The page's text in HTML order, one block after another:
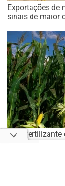
Exportações de
sinais de maior
Com
custo total,